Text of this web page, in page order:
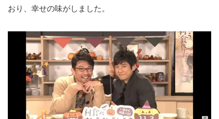
おり、幸せの味がしました。